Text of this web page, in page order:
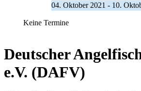
04. Oktober 2021 - 10.
Keine Termine
Deutscher
e.V. (DAFV)